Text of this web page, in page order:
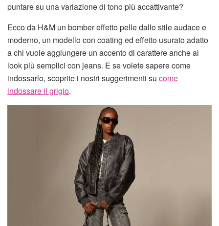
puntare su una variazione di tono più accattivante?
Ecco da H&M un bomber effetto pelle dallo stile audace e
moderno, un modello con coating ed effetto usurato adatto
a chi vuole aggiungere un accento di carattere anche ai
look più semplici con jeans. E se volete sapere come
indossarlo, scoprite i nostri suggerimenti su come
indossare il grigio.